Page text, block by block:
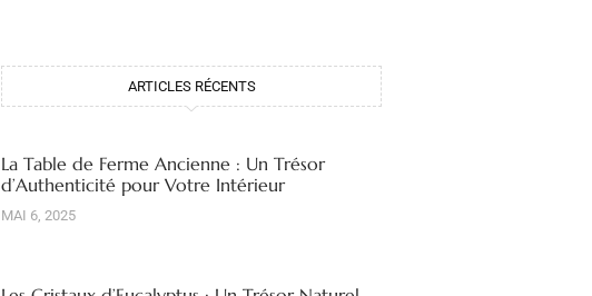
ARTICLES RÉCENTS
La Table de Ferme Ancienne : Un Trésor
d’Authenticité pour Votre Intérieur
MAI 6, 2025